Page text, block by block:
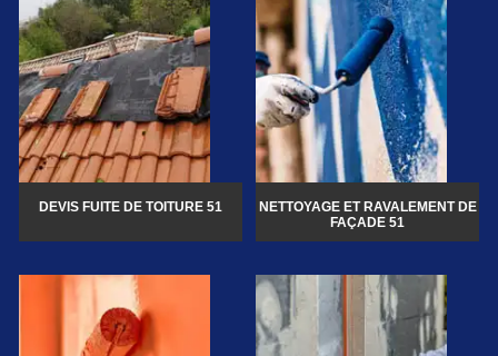
DEVIS FUITE DE TOITURE 51
NETTOYAGE ET RAVALEMENT DE
FAÇADE 51